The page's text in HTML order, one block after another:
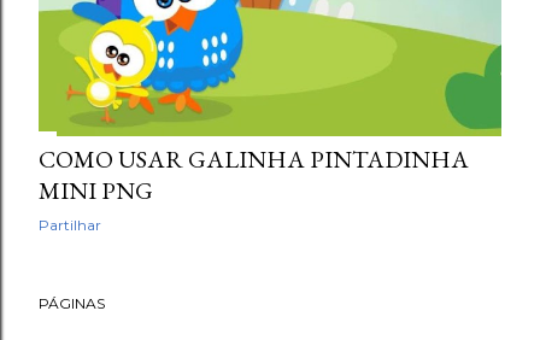
COMO USAR GALINHA PINTADINHA
MINI PNG
Partilhar
PÁGINAS